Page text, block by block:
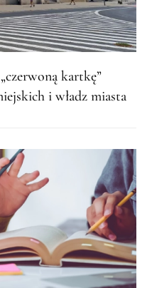
kartkę”
i władz miasta